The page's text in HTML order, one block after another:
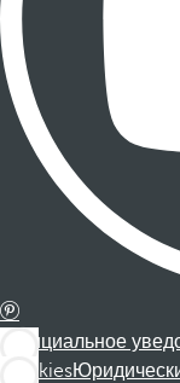
Официальное
Cookies